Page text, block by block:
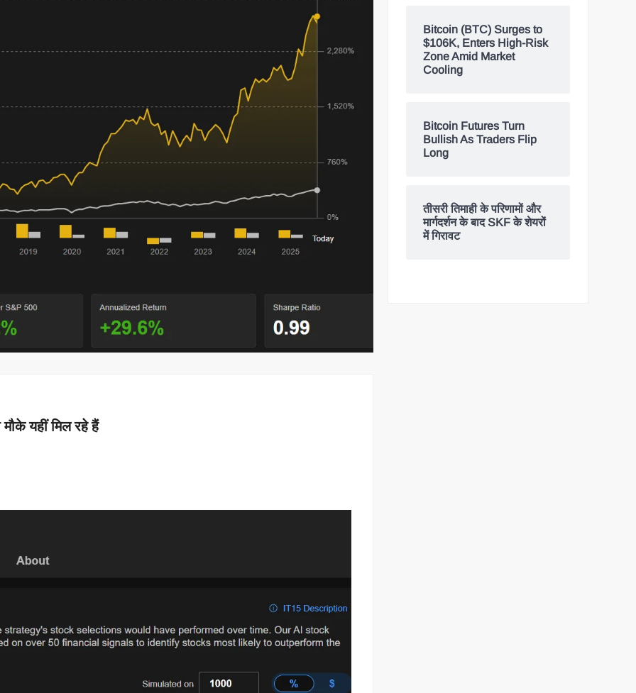
यहीं मिल रहे हैं
Bitcoin (BTC) Surges to
$106K, Enters High-Risk
Zone Amid Market
Cooling
Bitcoin Futures Turn
Bullish As Traders Flip
Long
तीसरी तिमाही के परिणामों और
मार्गदर्शन के बाद SKF के शेयरों
में गिरावट